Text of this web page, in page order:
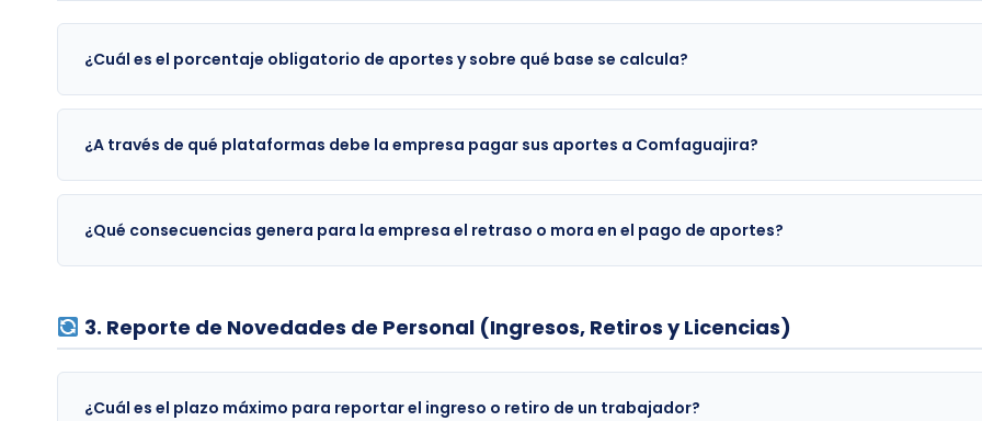
¿Cuál es el porcentaje obligatorio de aportes y sobre qué base se calcula?
¿A través de qué plataformas debe la empresa pagar sus aportes a Comfaguajira?
¿Qué consecuencias genera para la empresa el retraso o mora en el pago de aportes?
3. Reporte de Novedades de Personal (Ingresos, Retiros y Licencias)
¿Cuál es el plazo máximo para reportar el ingreso o retiro de un trabajador?